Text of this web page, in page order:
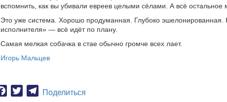
вспомнить, как вы убивали евреев целыми сёлами. А всё остальное
Это уже система. Хорошо продуманная. Глубоко эшелонированная.
исполнителя» — всё идёт по плану.
Самая мелкая собачка в стае обычно громче всех лает.
Игорь Мальцев
Facebook
TwitterTelegram
Поделиться